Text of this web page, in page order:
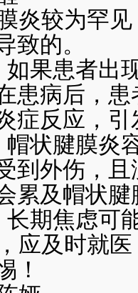
炎较为罕
致的。
如果患者出
患病后，
症反应，
帽状腱膜炎
到外伤，
累及帽状
长期焦虑可
应及时就
！